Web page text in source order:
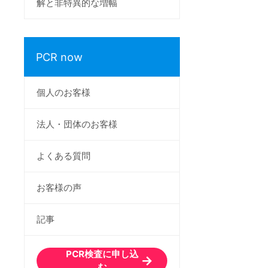
解と非特異的な増幅
PCR now
個人のお客様
法人・団体のお客様
よくある質問
お客様の声
記事
PCR検査に申し込